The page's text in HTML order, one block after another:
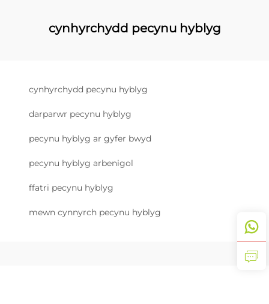
cynhyrchydd pecynu hyblyg
cynhyrchydd pecynu hyblyg
darparwr pecynu hyblyg
pecynu hyblyg ar gyfer bwyd
pecynu hyblyg arbenigol
ffatri pecynu hyblyg
mewn cynnyrch pecynu hyblyg